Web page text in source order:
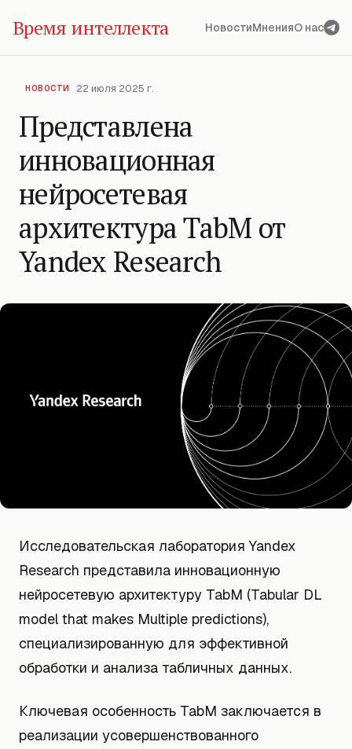
Время интеллекта НовостиМненияО нас
НОВОСТИ 22 июля 2025 г.
Представлена
инновационная
нейросетевая
архитектура TabM от
Yandex Research
Исследовательская лаборатория Yandex
Research представила инновационную
нейросетевую архитектуру TabM (Tabular DL
model that makes Multiple predictions),
специализированную для эффективной
обработки и анализа табличных данных.
Ключевая особенность TabM заключается в
реализации усовершенствованного